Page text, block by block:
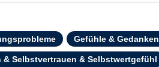
Gefühle & Gedanken
Selbstvertrauen & Selbstwertgefühl